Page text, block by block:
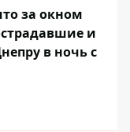
за окном
и
в ночь с